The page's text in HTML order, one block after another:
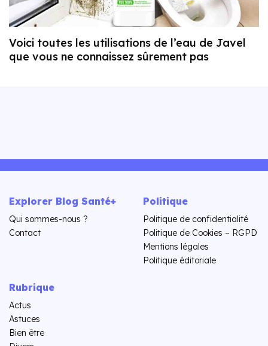
Voici toutes les utilisations de l’eau de Javel
que vous ne connaissez sûrement pas
Explorer Blog Santé+
Qui sommes-nous ?
Contact
Politique
Politique de confidentialité
Politique de Cookies – RGPD
Mentions légales
Politique éditoriale
Rubrique
Actus
Astuces
Bien être